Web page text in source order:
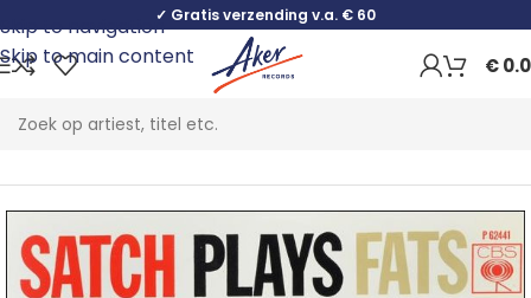
Skip to navigation
Skip to main content
✓ Gratis verzending v.a. € 60
€
Home Jazz